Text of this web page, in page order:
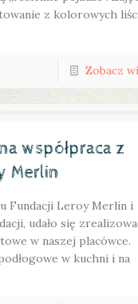
z kolorowych
Zobacz
współpraca z
Merlin
Fundacji Leroy Merlin i
udało się
w naszej placówce.
w kuchni i na